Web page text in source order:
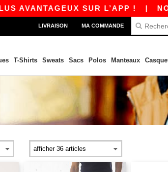
SUR L’APP !|
LIVRAISON MA COMMANDE
T-Shirts Sweats Sacs Polos Manteaux